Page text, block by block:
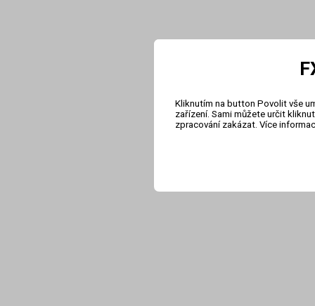
Kliknutím na button Povolit vše
zařízení. Sami můžete určit
zpracování zakázat. Více